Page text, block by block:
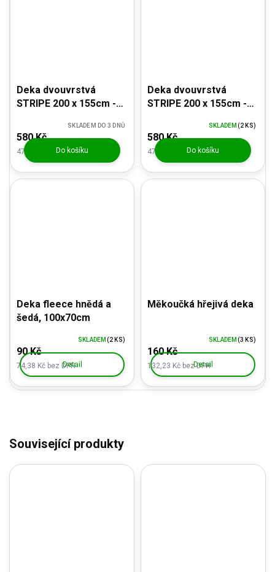
Deka dvouvrstvá
STRIPE 200 x 155cm -
479,34 Kč bez DPH
580 Kč
SKLADEM DO 3 DNŮ
Do košíku
Deka dvouvrstvá
STRIPE 200 x 155cm -
479,34 Kč bez DPH
580 Kč
SKLADEM (2 KS)
Do košíku
Deka fleece hnědá a
šedá, 100x70cm
74,38 Kč bez DPH
90 Kč
SKLADEM (2 KS)
Detail
Měkoučká hřejivá deka
132,23 Kč bez DPH
160 Kč
SKLADEM (3 KS)
Detail
Související produkty